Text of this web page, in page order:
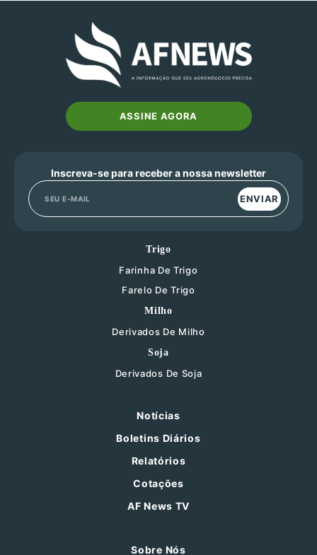
ASSINE AGORA
Inscreva-se para receber a nossa newsletter
ENVIAR
Trigo
Farinha De Trigo
Farelo De Trigo
Milho
Derivados De Milho
Soja
Derivados De Soja
Notícias
Boletins Diários
Relatórios
Cotações
AF News TV
Sobre Nós